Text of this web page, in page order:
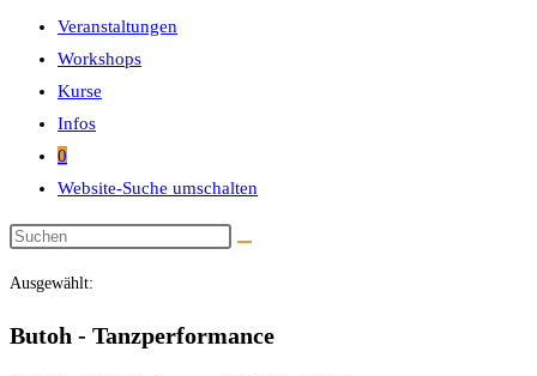
Veranstaltungen
Workshops
Kurse
Infos
0
Website-Suche umschalten
Ausgewählt:
Butoh - Tanzperformance